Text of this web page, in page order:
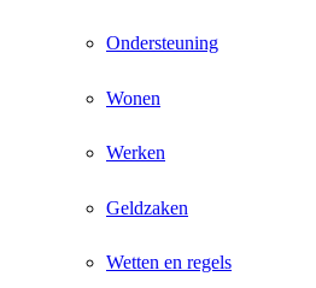
Ondersteuning
Wonen
Werken
Geldzaken
Wetten en regels